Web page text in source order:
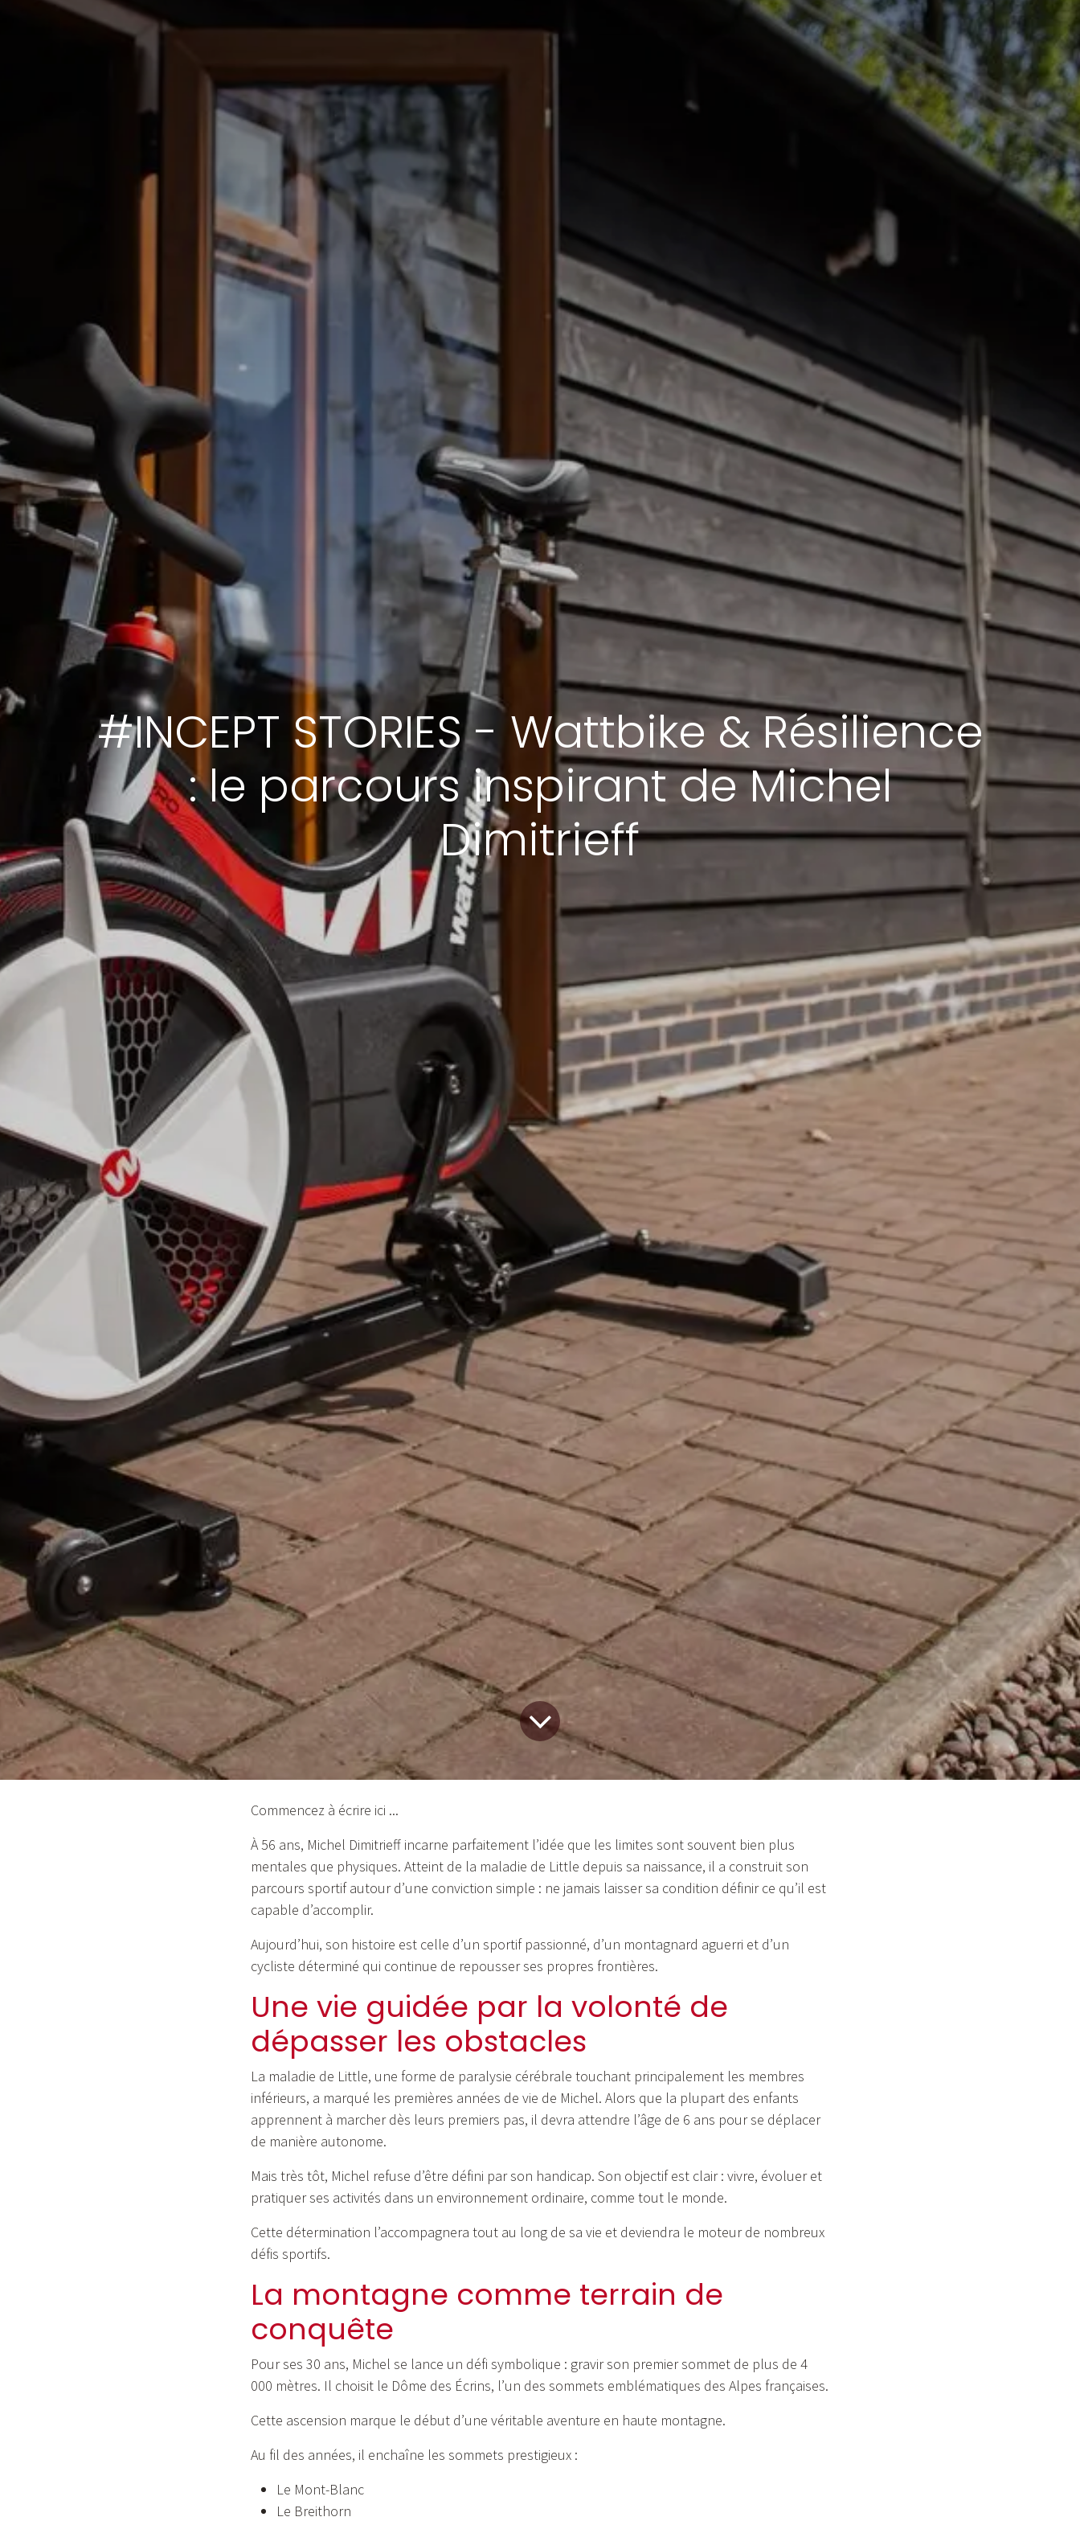
#INCEPT STORIES - Wattbike & Résilience
: le parcours inspirant de Michel
Dimitrieff
Commencez à écrire ici ...
À 56 ans, Michel Dimitrieff incarne parfaitement l’idée que les limites sont souvent bien plus
mentales que physiques. Atteint de la maladie de Little depuis sa naissance, il a construit son
parcours sportif autour d’une conviction simple : ne jamais laisser sa condition définir ce qu’il est
capable d’accomplir.
Aujourd’hui, son histoire est celle d’un sportif passionné, d’un montagnard aguerri et d’un
cycliste déterminé qui continue de repousser ses propres frontières.
Une vie guidée par la volonté de
dépasser les obstacles
La maladie de Little, une forme de paralysie cérébrale touchant principalement les membres
inférieurs, a marqué les premières années de vie de Michel. Alors que la plupart des enfants
apprennent à marcher dès leurs premiers pas, il devra attendre l’âge de 6 ans pour se déplacer
de manière autonome.
Mais très tôt, Michel refuse d’être défini par son handicap. Son objectif est clair : vivre, évoluer et
pratiquer ses activités dans un environnement ordinaire, comme tout le monde.
Cette détermination l’accompagnera tout au long de sa vie et deviendra le moteur de nombreux
défis sportifs.
La montagne comme terrain de
conquête
Pour ses 30 ans, Michel se lance un défi symbolique : gravir son premier sommet de plus de 4
000 mètres. Il choisit le Dôme des Écrins, l’un des sommets emblématiques des Alpes françaises.
Cette ascension marque le début d’une véritable aventure en haute montagne.
Au fil des années, il enchaîne les sommets prestigieux :
Le Mont-Blanc
Le Breithorn